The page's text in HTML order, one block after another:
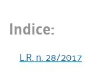
Indice:
L.R. n. 28/2017